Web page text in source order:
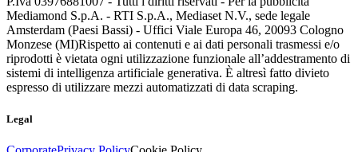
Mediamond S.p.A. - RTI S.p.A., Mediaset N.V., sede legale
Amsterdam (Paesi Bassi) - Uffici Viale Europa 46, 20093 Cologno
Monzese (MI)Rispetto ai contenuti e ai dati personali trasmessi e/o
riprodotti è vietata ogni utilizzazione funzionale all’addestramento di
sistemi di intelligenza artificiale generativa. È altresì fatto divieto
espresso di utilizzare mezzi automatizzati di data scraping.
Legal